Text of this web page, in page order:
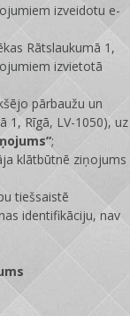
izveidotu e-
Rātslaukumā 1,
izvietotā
pārbaužu un
1, Rīgā, LV-1050), uz
;
klātbūtnē ziņojums
tiešsaistē
identifikāciju, nav